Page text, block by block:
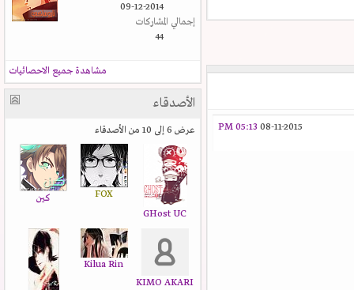
08-11-2015
05:13 PM
09-12-2014
إجمالي المشاركات
44
مشاهدة جميع الاحصائيات
الأصدقاء
عرض 6 إلى 10 من الأصدقاء
GHost UC
FOX كين
KIMO AKARI
Kilua Rin